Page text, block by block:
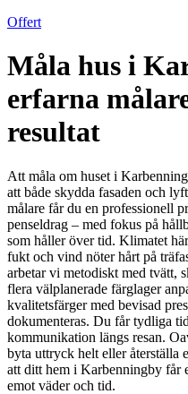
Offert
Måla hus i
erfarna
resultat
Att måla om huset i
att både skydda fasaden och
målare får du en professionell
penseldrag – med fokus på
som håller över tid. Klimatet
fukt och vind nöter hårt på
arbetar vi metodiskt med tvätt,
flera välplanerade färglager
kvalitetsfärger med bevisad
dokumenteras. Du får tydliga
kommunikation längs resan.
byta uttryck helt eller återställa
att ditt hem i Karbenningby får
emot väder och tid.